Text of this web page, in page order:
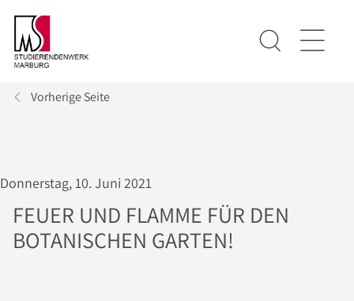
Vorherige Seite
Donnerstag, 10. Juni 2021
FEUER UND FLAMME FÜR DEN
BOTANISCHEN GARTEN!